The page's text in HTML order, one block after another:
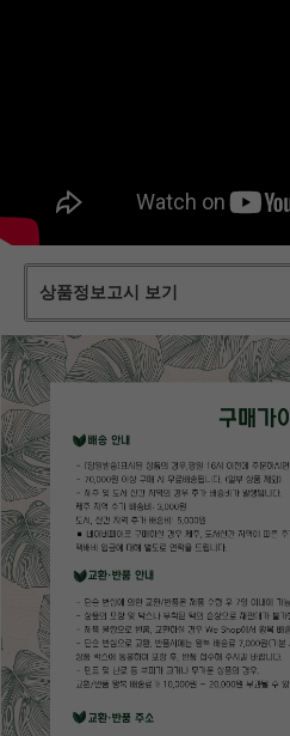
상품정보고시 보기